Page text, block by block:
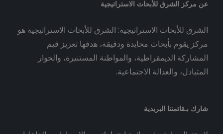
عن مركز الشرق للأبحاث الاستراتيجية
الشرق للأبحاث الاستراتيجية: الشرق للأبحاث الاستراتيجية هو
مركز يقوم بأبحاث محايدة ودقيقة، هدفها تعزيز قيم
المشاركة الديمقراطية، والمواطنة المستنيرة، والحوار
المتبادل، والعدالة الاجتماعية.
شارك بـقائمتنا البريدية